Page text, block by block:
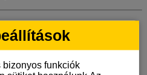
bizonyos funkciók